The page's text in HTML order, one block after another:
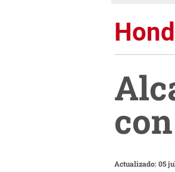
Actualizado: 05